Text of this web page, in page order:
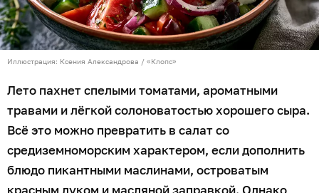
Иллюстрация: Ксения Александрова / «Клопс»
Лето пахнет спелыми томатами, ароматными
травами и лёгкой солоноватостью хорошего сыра.
Всё это можно превратить в салат со
средиземноморским характером, если дополнить
блюдо пикантными маслинами, островатым